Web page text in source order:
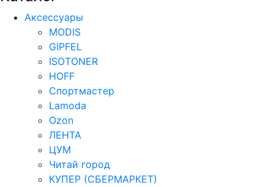
Аксессуары
MODIS
GIPFEL
ISOTONER
HOFF
Спортмастер
Lamoda
Ozon
ЛЕНТА
ЦУМ
Читай город
КУПЕР (СБЕРМАРКЕТ)